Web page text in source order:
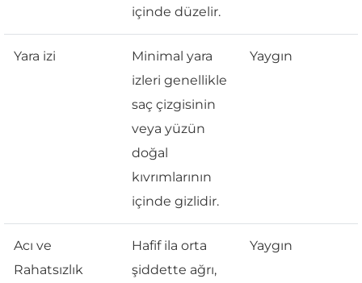
içinde düzelir.
Yara izi
Minimal yara
izleri genellikle
saç çizgisinin
veya yüzün
doğal
kıvrımlarının
içinde gizlidir.
Yaygın
Acı ve
Rahatsızlık
Hafif ila orta
şiddette ağrı,
Yaygın